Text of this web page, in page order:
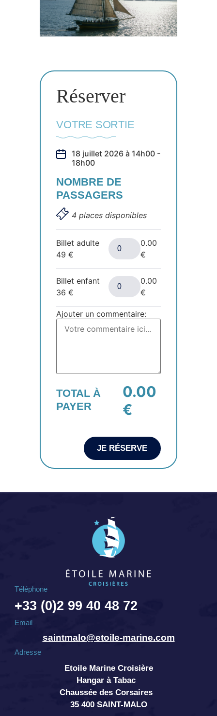
Réserver
VOTRE SORTIE
18 juillet 2026 à 14h00 -
18h00
NOMBRE DE
PASSAGERS
4 places disponibles
Billet adulte
49€
0.00
€
Billet enfant
36€
0.00
€
Ajouter un commentaire:
TOTAL À
PAYER
0.00
€
JE RÉSERVE
Téléphone
+33 (0)2 99 40 48 72
Email
saintmalo@etoile-marine.com
Adresse
Etoile Marine Croisière
Hangar à Tabac
Chaussée des Corsaires
35 400 SAINT-MALO